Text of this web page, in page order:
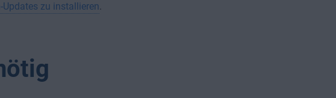
zu installieren.